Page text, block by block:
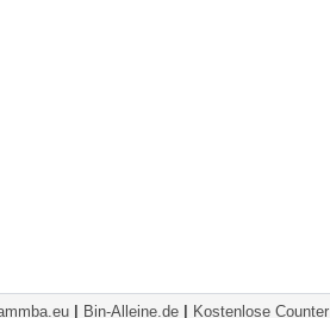
Bin-Alleine.de Kostenlose Counter